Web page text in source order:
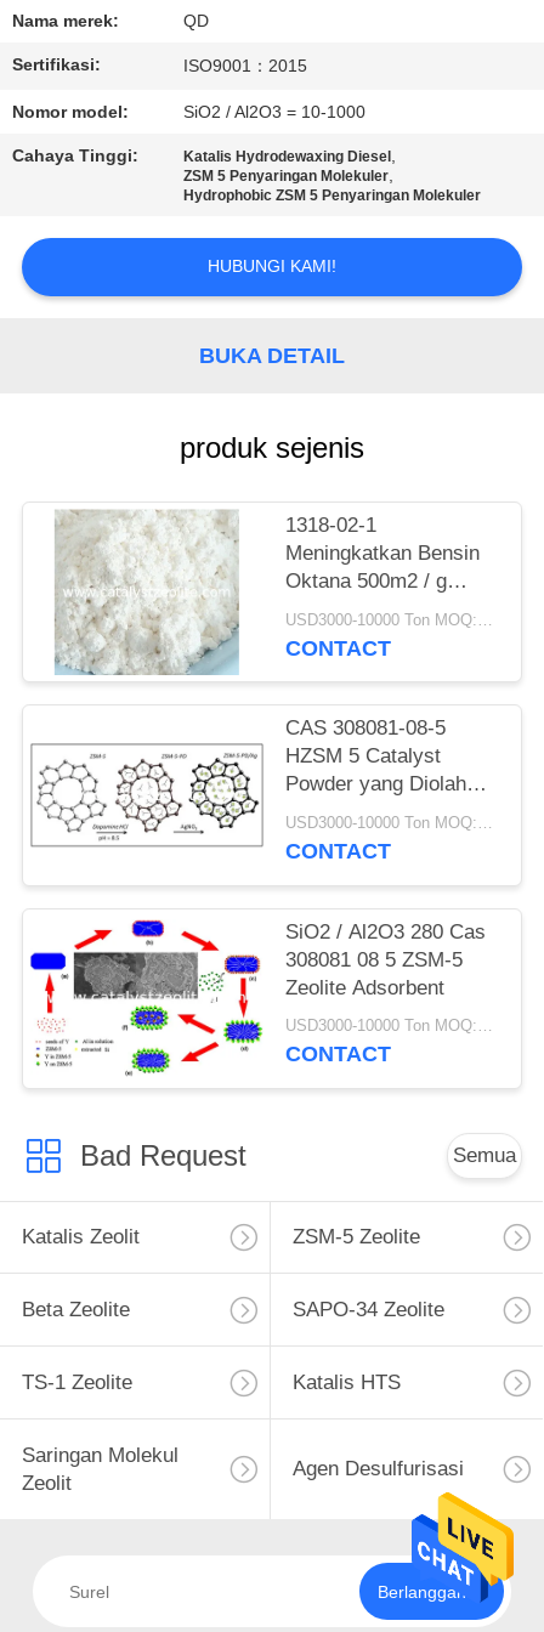
KUALITAS
KAMI
KASUS
Nama merek: QD
Sertifikasi: ISO9001：2015
Nomor model: SiO2 / Al2O3 = 10-1000
Cahaya Tinggi: Katalis Hydrodewaxing Diesel ,
ZSM 5 Penyaringan Molekuler,
Hydrophobic ZSM 5 Penyaringan Molekuler
HUBUNGI KAMI!
BUKA DETAIL
produk sejenis
1318-02-1
Meningkatkan Bensin
Oktana 500m2 / g
ZSM-5 Zeolite CatalystUSD3000-10000 Ton MOQ:1 KG
CONTACT
CAS 308081-08-5
HZSM 5 Catalyst
Powder yang Diolah
secara Hidrotermal
USD3000-10000 Ton MOQ:1 KG
CONTACT
SiO2 / Al2O3 280 Cas
308081 08 5 ZSM-5
Zeolite Adsorbent
USD3000-10000 Ton MOQ:1 KG
CONTACT
Bad Request Semua
Katalis Zeolit ZSM-5 Zeolite
Beta Zeolite SAPO-34 Zeolite
TS-1 Zeolite Katalis HTS
Saringan Molekul
Zeolit
Agen Desulfurisasi
Berlangganan